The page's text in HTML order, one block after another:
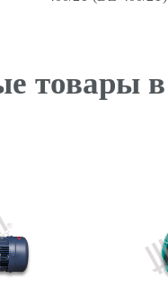
товары в